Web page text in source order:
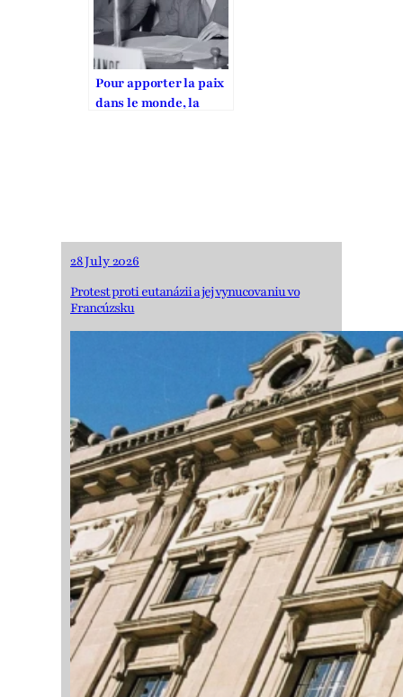
Pour apporter la paix
dans le monde, la
28 July 2026
Protest proti eutanázii a jej vynucovaniu vo
Francúzsku